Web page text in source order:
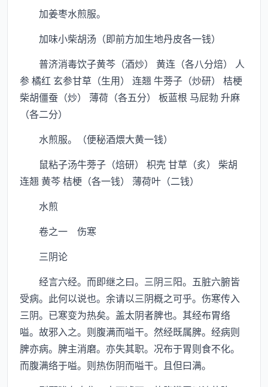
加姜枣水煎服。
加味小柴胡汤（即前方加生地丹皮各一钱）
普济消毒饮子黄芩（酒炒） 黄连（各八分焙） 人
参 橘红 玄参甘草（生用） 连翘 牛蒡子（炒研） 桔梗
柴胡僵蚕（炒） 薄荷（各五分） 板蓝根 马屁勃 升麻
（各二分）
水煎服。（便秘酒煨大黄一钱）
鼠粘子汤牛蒡子（焙研） 枳壳 甘草（炙） 柴胡
连翘 黄芩 桔梗（各一钱） 薄荷叶（二钱）
水煎
卷之一 伤寒
三阴论
经言六经。而即继之曰。三阴三阳。五脏六腑皆
受病。此何以说也。余请以三阴概之可乎。伤寒传入
三阴。已寒变为热矣。盖太阴者脾也。其经布胃络
嗌。故邪入之。则腹满而嗌干。然经既属脾。经病则
脾亦病。脾主消磨。亦失其职。况布于胃则食不化。
而腹满络于嗌。则热伤阴而嗌干。且但曰满。